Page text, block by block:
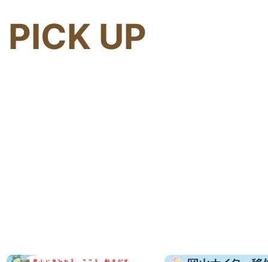
PICK UP